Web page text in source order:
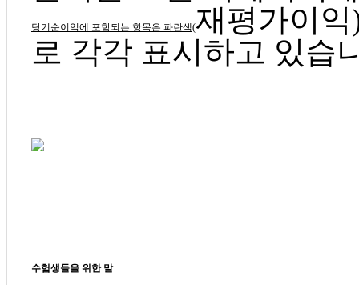
당기순이익에 포함되는 항목은 파란색(재평가이
로 각각 표시하고 있습
수험생들을 위한 말